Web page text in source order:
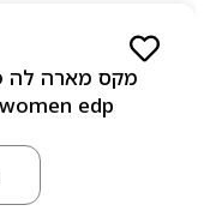
edp